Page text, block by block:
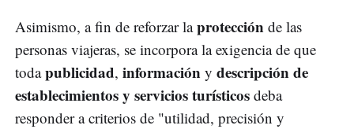
Asimismo, a fin de reforzar laprotección de las
personas viajeras, se incorpora la exigencia de que
todapublicidad, información y descripción de
establecimientos y servicios turísticos deba
responder a criterios de "utilidad, precisión y